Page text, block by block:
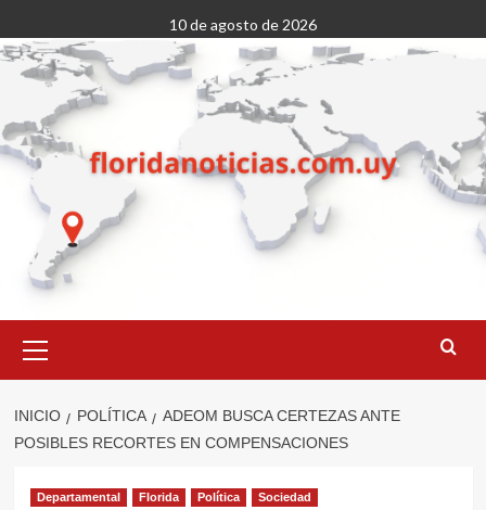
al
contenido
10 de agosto de 2026
primario
INICIO POLÍTICA
ADEOM BUSCA CERTEZAS ANTE
POSIBLES RECORTES EN COMPENSACIONES
Departamental Florida Política Sociedad